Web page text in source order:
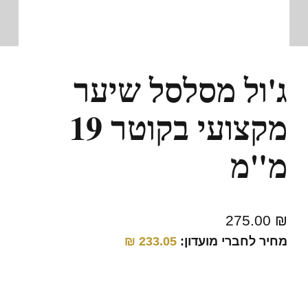
ג'ול מסלסל שיער
מקצועי בקוטר 19
מ"מ
275.00 ₪
מחיר לחברי מועדון: 233.05
₪